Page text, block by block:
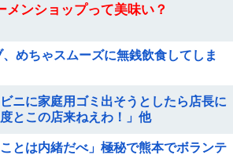
メンショップって美味い？
、めちゃスムーズに無銭飲食してしま
ニに家庭用ゴミ出そうとしたら店長に
とこの店来ねえわ！」他
とは内緒だべ」極秘で熊本でボランテ